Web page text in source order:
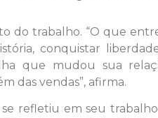
do trabalho. “O que
conquistar
que mudou sua
das vendas”, afirma.
refletiu em seu